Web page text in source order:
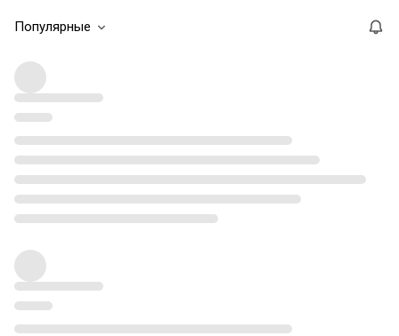
Популярные